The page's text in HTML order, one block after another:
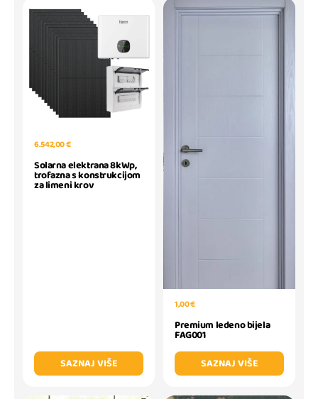
6.542,00 €
Solarna elektrana 8kWp,
trofazna s konstrukcijom
za limeni krov
SAZNAJ VIŠE
1,00 €
Premium ledeno bijela
FAG001
SAZNAJ VIŠE